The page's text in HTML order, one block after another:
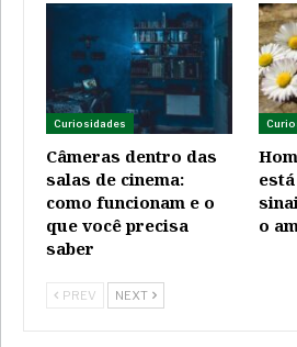
Curiosidades
Câmeras dentro das
salas de cinema:
como funcionam e o
que você precisa
saber
o
PREV NEXT